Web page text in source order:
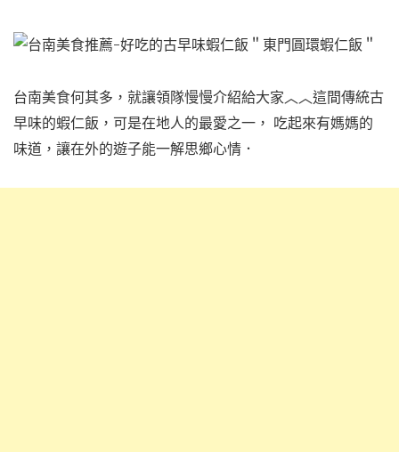
台南美食何其多，就讓領隊慢慢介紹給大家︿︿這間傳統古
早味的蝦仁飯，可是在地人的最愛之一， 吃起來有媽媽的
味道，讓在外的遊子能一解思鄉心情．